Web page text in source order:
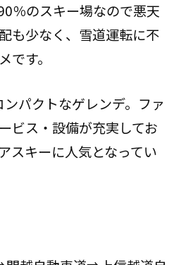
％のスキー場なので悪天
も少なく、雪道運転に不
です。
パクトなゲレンデ。ファ
ビス・設備が充実してお
スキーに人気となってい